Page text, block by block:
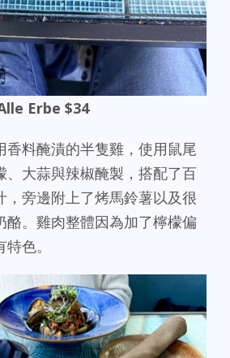
Erbe $34
香料醃漬的半隻雞，使用鼠尾
、大蒜與辣椒醃製，搭配了百
，旁邊附上了烤馬鈴薯以及很
酪。雞肉整體因為加了檸檬偏
色。